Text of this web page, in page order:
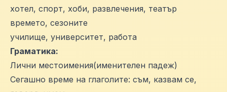
хотел, спорт, хоби, развлечения, театър
времето, сезоните
училище, университет, работа
Граматика:
Лични местоимения(именителен падеж)
Сегашно време на глаголите: съм, казвам се,